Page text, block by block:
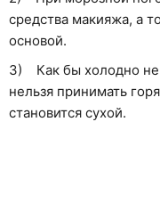
средства макияжа, а
основой.
3) Как бы холодно не
нельзя принимать
становится сухой.